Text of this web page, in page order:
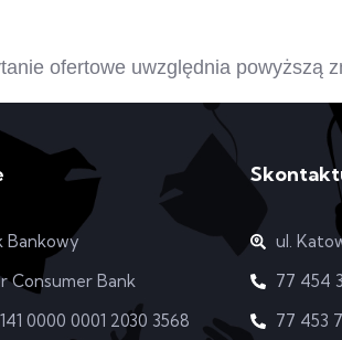
ofertowe uwzględnia powyższą
Bankowy
Consumer Bank
0000 0001 2030 3568
ul.
77 454
77 453